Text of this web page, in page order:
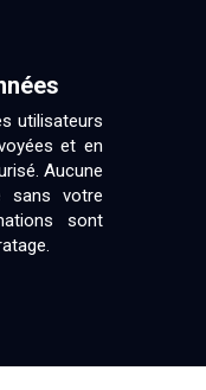
utilisateurs
et en
Aucune
sans votre
sont